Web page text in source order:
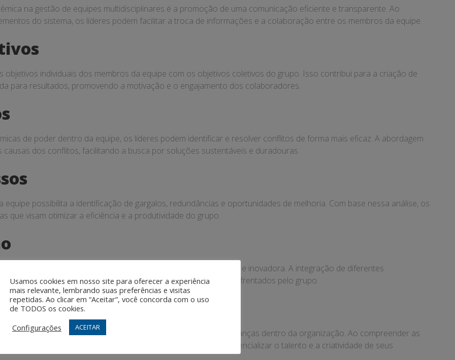
na gestão de equipes multidisciplinares é a promoção de uma comunicação eficiente e transparente. Ao
do sistema, os líderes podem facilitar a troca de informações e a colaboração entre os membros da equipe.
objetivos individuais dos membros da equipe com os objetivos coletivos do grupo. Isso contribui para a criação de
para resultados, promovendo a motivação e o engajamento dos colaboradores.
de poder dentro da equipe, os líderes podem identificar e resolver conflitos de forma mais eficaz. A abordagem
dos conflitos, facilitando a busca por soluções sustentáveis e duradouras.
possibilita a identificação de gargalos, redundâncias e oportunidades de melhoria. Com base nessa análise, os
que visam otimizar a eficiência e a produtividade do grupo.
são estimuladas a pensar de forma mais criativa e inovadora. A integração de diferentes
de ideias disruptivas e soluções inovadoras para os desafios enfrentados pelo grupo.
também contribui para o desenvolvimento das lideranças dentro da organização. Ao compreender as
entre os membros da equipe, os líderes são capazes de potencializar o talento e a criatividade de seus
Usamos cookies em nosso site para oferecer a experiência
mais relevante, lembrando suas preferências e visitas
repetidas. Ao clicar em “Aceitar”, você concorda com o uso
de TODOS os cookies.
Configurações
ACEITAR